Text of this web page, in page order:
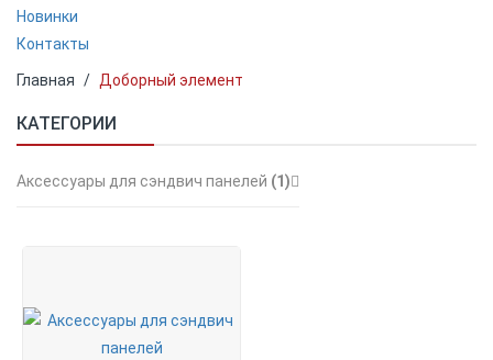
Новинки
Контакты
Главная Доборный элемент
КАТЕГОРИИ
Аксессуары для сэндвич панелей (1)